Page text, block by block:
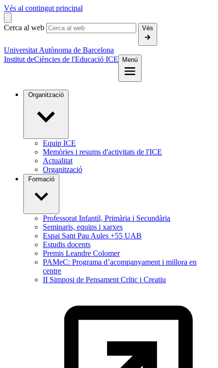
Vés al contingut principal
Cerca al web Vés
Universitat Autònoma de Barcelona
Institut deCiències de l'Educació ICE Menú
Organització
Equip ICE
Memòries i resums d'activitats de l'ICE
Actualitat
Organització
Formació
Professorat Infantil, Primària i Secundària
Seminaris, equips i xarxes
Espai Sant Pau Aules +55 UAB
Estudis docents
Premis Leandre Colomer
PAMeC: Programa d’acompanyament i millora en
centre
II Simposi de Pensament Crític i Creatiu